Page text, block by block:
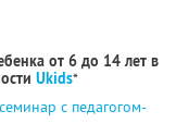
от 6 до 14 лет в
Ukids*
семинар с педагогом-